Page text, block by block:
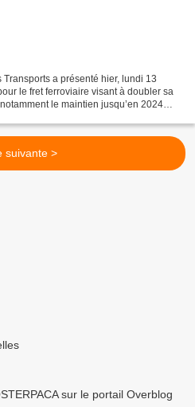
a présenté hier, lundi 13
le fret ferroviaire visant à doubler sa
le maintien jusqu’en 2024
suivante >
sur le portail Overblog